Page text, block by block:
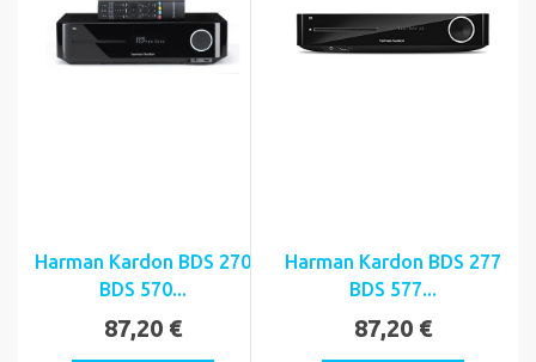
Harman Kardon BDS 270
BDS 570...
87,20 €
Harman Kardon BDS 277
BDS 577...
87,20 €